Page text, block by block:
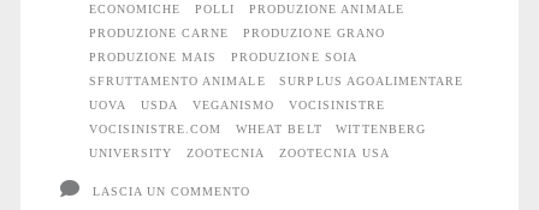
ECONOMICHE
POLLI
PRODUZIONE ANIMALE
PRODUZIONE CARNE
PRODUZIONE GRANO
PRODUZIONE MAIS
PRODUZIONE SOIA
SFRUTTAMENTO ANIMALE
SURPLUS AGOALIMENTARE
UOVA
USDA VEGANISMO
VOCISINISTRE
VOCISINISTRE.COM
WHEAT BELT
WITTENBERG
UNIVERSITY
ZOOTECNIA ZOOTECNIA USA
LASCIA UN COMMENTO